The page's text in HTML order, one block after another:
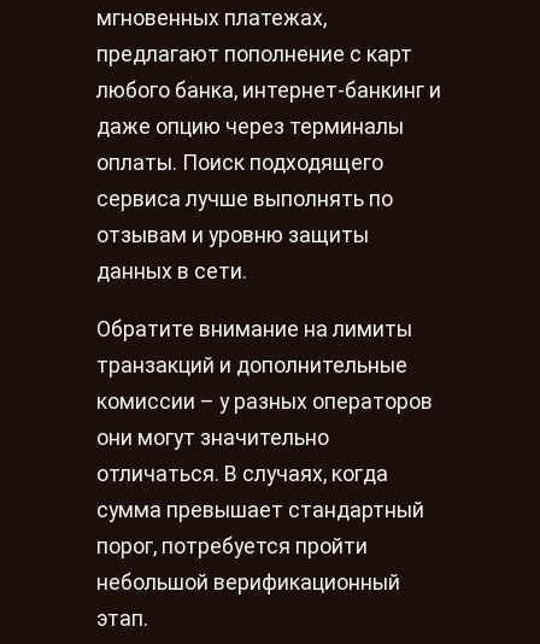
мгновенных платежах,
предлагают пополнение с карт
любого банка, интернет-банкинг и
даже опцию через терминалы
оплаты. Поиск подходящего
сервиса лучше выполнять по
отзывам и уровню защиты
данных в сети.
Обратите внимание на лимиты
транзакций и дополнительные
комиссии – у разных операторов
они могут значительно
отличаться. В случаях, когда
сумма превышает стандартный
порог, потребуется пройти
небольшой верификационный
этап.